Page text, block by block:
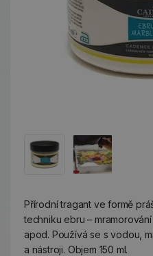
Přírodní tragant ve formě
techniku ebru –
apod. Používá se s vodou,
a nástroji. Objem 150 ml.